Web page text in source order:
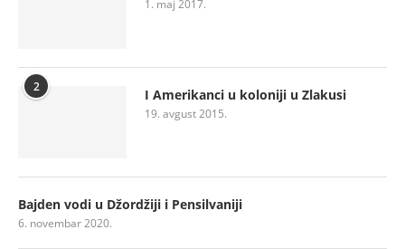
1. maj 2017.
2 I Amerikanci u koloniji u Zlakusi
19. avgust 2015.
Bajden vodi u Džordžiji i Pensilvaniji
6. novembar 2020.